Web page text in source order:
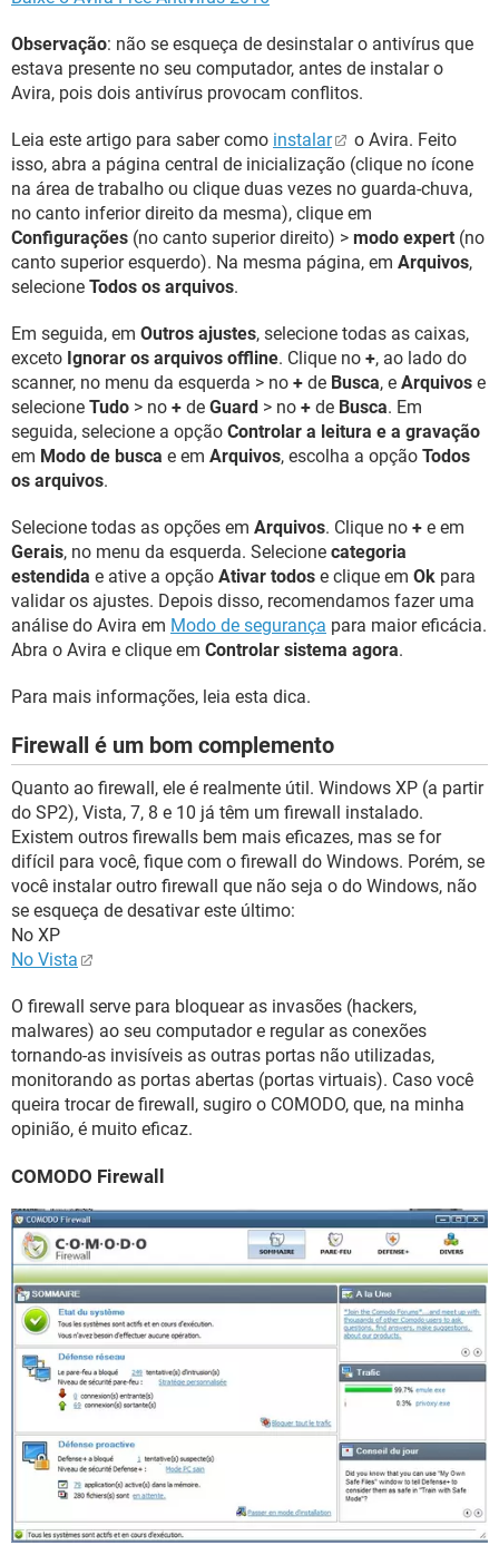
Observação: não se esqueça de desinstalar o antivírus que
estava presente no seu computador, antes de instalar o
Avira, pois dois antivírus provocam conflitos.
Leia este artigo para saber como instalar
o Avira. Feito
isso, abra a página central de inicialização (clique no ícone
na área de trabalho ou clique duas vezes no guarda-chuva,
no canto inferior direito da mesma), clique em
Configurações (no canto superior direito) > modo expert (no
canto superior esquerdo). Na mesma página, em Arquivos,
selecione Todos os arquivos.
Em seguida, em Outros ajustes, selecione todas as caixas,
exceto Ignorar os arquivos offline. Clique no +, ao lado do
scanner, no menu da esquerda > no + de Busca, e Arquivos e
selecione Tudo > no + de Guard > no + de Busca. Em
seguida, selecione a opção Controlar a leitura e a gravação
em Modo de busca e em Arquivos, escolha a opção Todos
os arquivos.
Selecione todas as opções em Arquivos. Clique no + e em
Gerais, no menu da esquerda. Selecione categoria
estendida e ative a opção Ativar todos e clique em Ok para
validar os ajustes. Depois disso, recomendamos fazer uma
análise do Avira em Modo de segurança para maior eficácia.
Abra o Avira e clique em Controlar sistema agora.
Para mais informações, leia esta dica.
Firewall é um bom complemento
Quanto ao firewall, ele é realmente útil. Windows XP (a partir
do SP2), Vista, 7, 8 e 10 já têm um firewall instalado.
Existem outros firewalls bem mais eficazes, mas se for
difícil para você, fique com o firewall do Windows. Porém, se
você instalar outro firewall que não seja o do Windows, não
se esqueça de desativar este último:
No XP
No Vista
O firewall serve para bloquear as invasões (hackers,
malwares) ao seu computador e regular as conexões
tornando-as invisíveis as outras portas não utilizadas,
monitorando as portas abertas (portas virtuais). Caso você
queira trocar de firewall, sugiro o COMODO, que, na minha
opinião, é muito eficaz.
COMODO Firewall